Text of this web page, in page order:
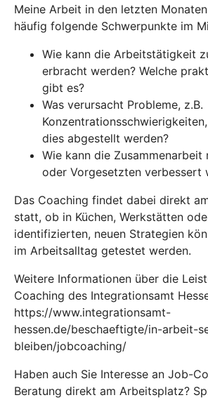
Meine Arbeit in den letzten
häufig folgende Schwerpunkte im
Wie kann die Arbeitstätigkeit
erbracht werden? Welche
gibt es?
Was verursacht Probleme, z.B.
dies abgestellt werden?
Wie kann die Zusammenarbeit
oder Vorgesetzten verbessert
Das Coaching findet dabei direkt
statt, ob in Küchen, Werkstätten
identifizierten, neuen Strategien
im Arbeitsalltag getestet werden.
Weitere Informationen über die
Coaching des Integrationsamt
https://www.integrationsamt-
hessen.de/beschaeftigte/in-arbeit-
bleiben/jobcoaching/
Haben auch Sie Interesse an Job-
Beratung direkt am Arbeitsplatz?